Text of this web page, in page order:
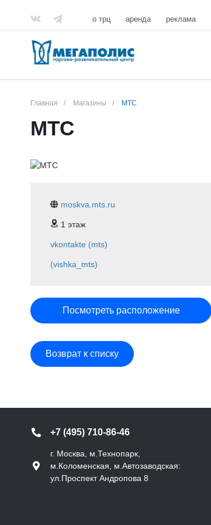
о трц аренда реклама
Главная / Магазины / МТС
МТС
moskva.mts.ru
1 этаж
vkontakte (mts)
(vishka_mts)
Посмотреть расположение
Возврат к списку
+7 (495) 710-86-46
г. Москва, м.Технопарк,
м.Коломенская, м.Автозаводская:
ул.Проспект Андропова 8